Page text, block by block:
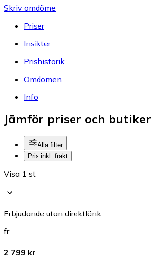
Skriv omdöme
Priser
Insikter
Prishistorik
Omdömen
Info
Jämför priser och butiker
Alla filter
Pris inkl. frakt
Visa 1 st
Erbjudande utan direktlänk
fr.
2 799 kr